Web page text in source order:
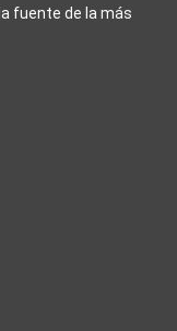
fuente de la más